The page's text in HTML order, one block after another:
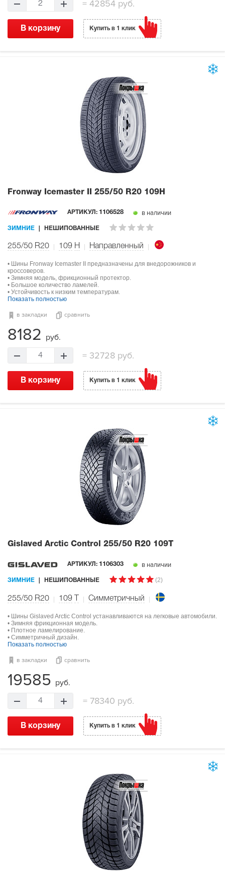
2 =42854 руб.
В корзину Купить в 1 клик
Fronway Icemaster II 255/50 R20 109H
АРТИКУЛ: 1106528 в наличии
ЗИМНИЕ НЕШИПОВАННЫЕ
255/50 R20 109 H Направленный
• Шины Fronway Icemaster II предназначены для внедорожников и
кроссоверов.
• Зимняя модель, фрикционный протектор.
• Большое количество ламелей.
• Устойчивость к низким температурам.
Показать полностью
в закладки сравнить
8182 руб.
4 = 32728 руб.
В корзину Купить в 1 клик
Gislaved Arctic Control 255/50 R20 109T
АРТИКУЛ: 1106303 в наличии
ЗИМНИЕ НЕШИПОВАННЫЕ (2)
255/50 R20 109 Симметричный
• Шины Gislaved Arctic Control устанавливаются на легковые автомобили.
• Зимняя фрикционная модель.
• Плотное ламелирование.
• Симметричный дизайн.
Показать полностью
в закладки сравнить
19585 руб.
4 =78340 руб.
В корзину Купить в 1 клик